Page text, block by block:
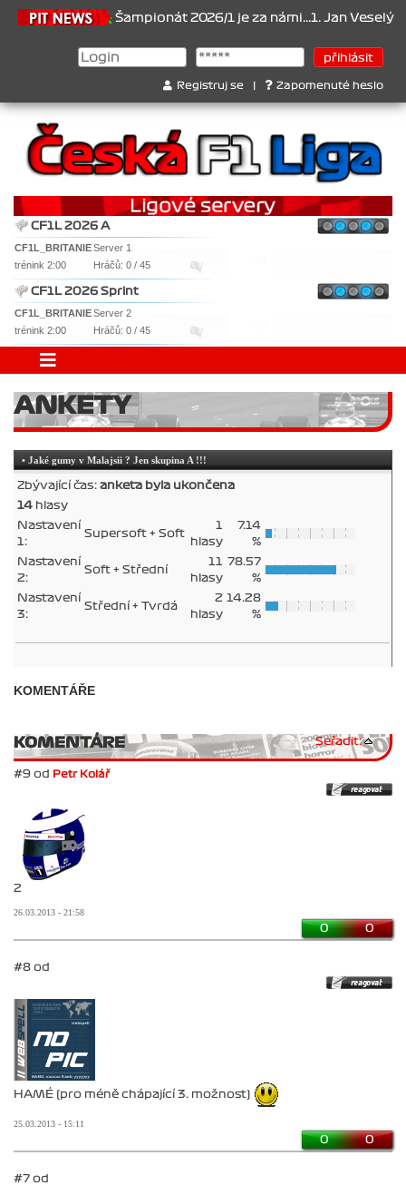
Šampionát 2026/1 je za námi...1. Jan Veselý , 2. Jan
Registruj se Zapomenuté heslo
CF1L 2026 A
CF1L_BRITANIEServer 1
trénink 2:00
Hráčů: 0 / 45
CF1L 2026 Sprint
CF1L_BRITANIEServer 2
trénink 2:00
Hráčů: 0 / 45
ANKETY
• Jaké gumy v Malajsii ? Jen skupina A !!!
Zbývající čas: anketa byla ukončena
14 hlasy
Nastavení
1:
Supersoft + Soft
1
hlasy
7.14
%
Nastavení
2:
Soft + Střední
11
hlasy
78.57
%
Nastavení
3:
Střední + Tvrdá
2
hlasy
14.28
%
KOMENTÁŘE
KOMENTÁRE Seřadit:
#9 od Petr Kolář
2
26.03.2013 - 21:58
0 0
#8 od
HAMÉ (pro méně chápající 3. možnost)
25.03.2013 - 15:11
0 0
#7 od